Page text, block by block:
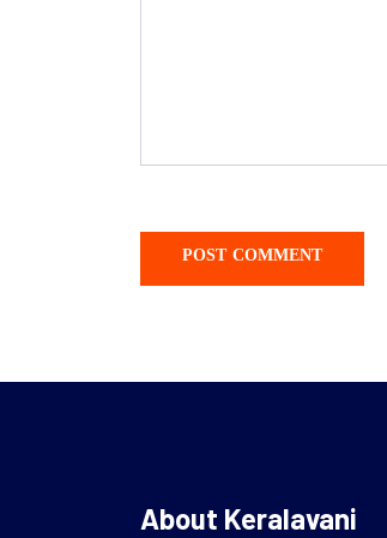
About Keralavani